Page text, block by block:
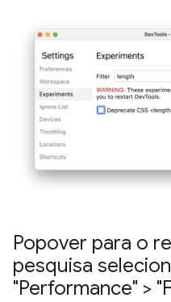
Popover para o
pesquisa
"Performance" >